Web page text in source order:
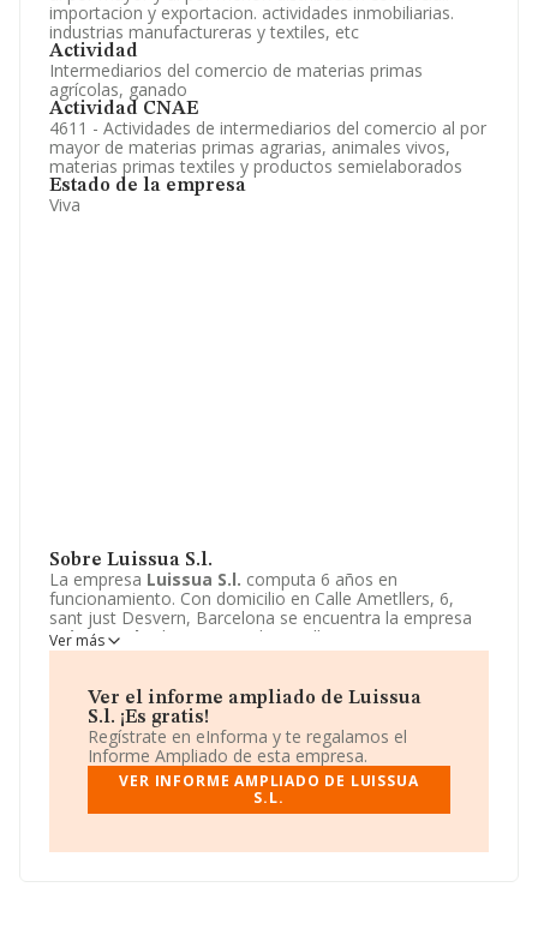
importacion y exportacion. actividades inmobiliarias.
industrias manufactureras y textiles, etc
Actividad
Intermediarios del comercio de materias primas
agrícolas, ganado
Actividad CNAE
4611 - Actividades de intermediarios del comercio al por
mayor de materias primas agrarias, animales vivos,
materias primas textiles y productos semielaborados
Estado de la empresa
Viva
Sobre Luissua S.l.
La empresa Luissua S.l. computa 6 años en
funcionamiento. Con domicilio en Calle Ametllers, 6,
sant just Desvern, Barcelona se encuentra la empresa
Luissua S.l.
. El CNAE que desarrolla es 4611 -
Actividades de intermediarios del comercio al por mayor
primas textiles y productos semielaborados.Luissua
está definida como Sociedad limitada.
Ver más
Ver el informe ampliado de Luissua
S.l. ¡Es gratis!
Regístrate en eInforma y te regalamos el
Informe Ampliado de esta empresa.
VER INFORME AMPLIADO DE LUISSUA
S.L.